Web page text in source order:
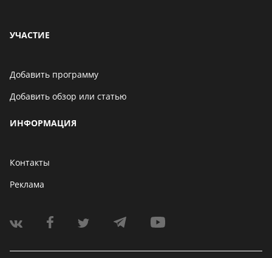
УЧАСТИЕ
Добавить программу
Добавить обзор или статью
ИНФОРМАЦИЯ
Контакты
Реклама